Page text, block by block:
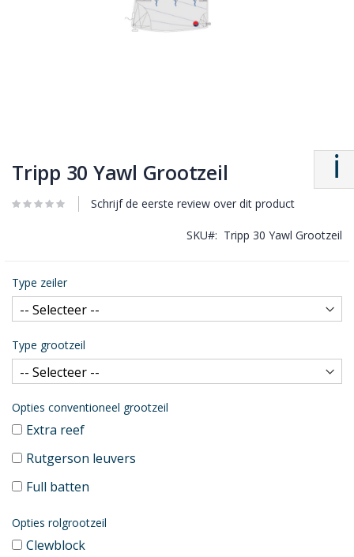
Tripp 30 Yawl Grootzeil
Schrijf de eerste review over dit product
SKU Tripp 30 Yawl Grootzeil
Type zeiler
Type grootzeil
Opties conventioneel grootzeil
Extra reef
Rutgerson leuvers
Full batten
Opties rolgrootzeil
Clewblock